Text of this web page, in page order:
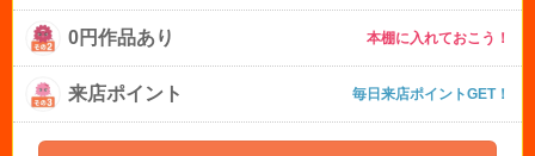
0円作品あり 本棚に入れておこう！
来店ポイント 毎日来店ポイントGET！